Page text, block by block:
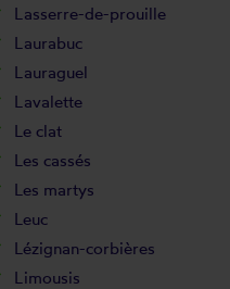
Lasserre-de-prouille
Laurabuc
Lauraguel
Lavalette
Le clat
Les cassés
Les martys
Leuc
Lézignan-corbières
Limousis